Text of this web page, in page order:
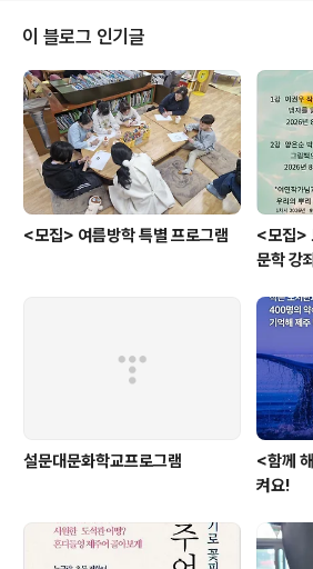
로 공유합니다. 내 아이가 주인공인 영상!! 아날로그 방
지만 사진첩 만들기를 합니다. 우리 아이들의 추억을 손
로 조작하여 기억합니다. "실물보다 더 멋지게 사진
셨는데요... 너무 예뻐요!! 선생님 감사합니다. " 아이와
마의 수다, 아이와 아빠와 수다, 엄마와 선생님들과 수
수다 삼매경에 빠져 즐..
이 블로그 인기글
<모집> 여름방학 특별 프로그램
<모집>
문학 강
설문대문화학교프로그램
<함께
켜요!